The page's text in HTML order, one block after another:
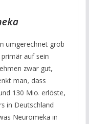
umgerechnet grob
auf sein
zwar gut,
man, dass
130 Mio. erlöste,
in Deutschland
Neuromeka in